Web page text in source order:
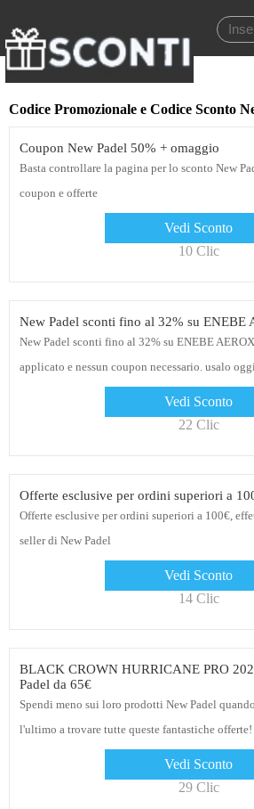
Codice Promozionale e Codice Sconto
Coupon New Padel 50% + omaggio
Basta controllare la pagina per lo sconto New
coupon e offerte
Vedi Sconto
10 Clic
New Padel sconti fino al 32% su ENEBE
New Padel sconti fino al 32% su ENEBE
applicato e nessun coupon necessario. usalo oggi
Vedi Sconto
22 Clic
Offerte esclusive per ordini superiori a
Offerte esclusive per ordini superiori a 100€,
seller di New Padel
Vedi Sconto
14 Clic
BLACK CROWN HURRICANE PRO
Padel da 65€
Spendi meno sui loro prodotti New Padel
l'ultimo a trovare tutte queste fantastiche offerte!
Vedi Sconto
29 Clic